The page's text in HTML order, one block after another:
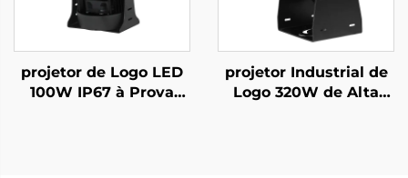
projetor de Logo LED
100W IP67 à Prova
projetor Industrial de
Logo 320W de Alta